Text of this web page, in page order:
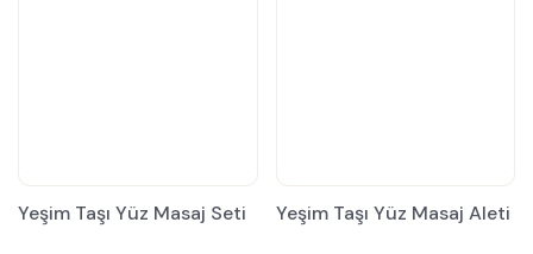
Yeşim Taşı Yüz Masaj Seti Yeşim Taşı Yüz Masaj Aleti